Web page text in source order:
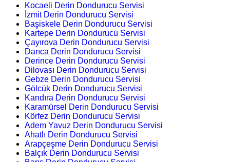
Kocaeli Derin Dondurucu Servisi
İzmit Derin Dondurucu Servisi
Başiskele Derin Dondurucu Servisi
Kartepe Derin Dondurucu Servisi
Çayırova Derin Dondurucu Servisi
Darıca Derin Dondurucu Servisi
Derince Derin Dondurucu Servisi
Dilovası Derin Dondurucu Servisi
Gebze Derin Dondurucu Servisi
Gölcük Derin Dondurucu Servisi
Kandıra Derin Dondurucu Servisi
Karamürsel Derin Dondurucu Servisi
Körfez Derin Dondurucu Servisi
Adem Yavuz Derin Dondurucu Servisi
Ahatlı Derin Dondurucu Servisi
Arapçeşme Derin Dondurucu Servisi
Balçık Derin Dondurucu Servisi